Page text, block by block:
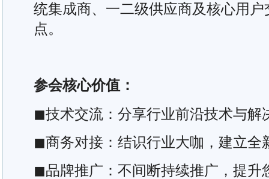
统集成商、一二级供应商及核心用
点。
参会核心价值：
◼技术交流：分享行业前沿技术与解
◼商务对接：结识行业大咖，建立全
◼品牌推广：不间断持续推广，提升